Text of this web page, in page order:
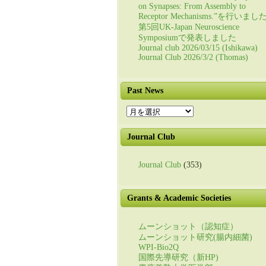
on Synapses: From Assembly to
Receptor Mechanisms.”を行いまし
第5回UK-Japan Neuroscience
Symposiumで発表しました
Journal club 2026/03/15 (Ishikawa)
Journal Club 2026/3/2 (Thomas)
Past News
Past
News
Journal Club
Journal Club (353)
Grants & Academic Societies
ムーンショット（認知症）
ムーンショット研究(腸内細菌)
WPI-Bio2Q
国際先導研究（新HP)